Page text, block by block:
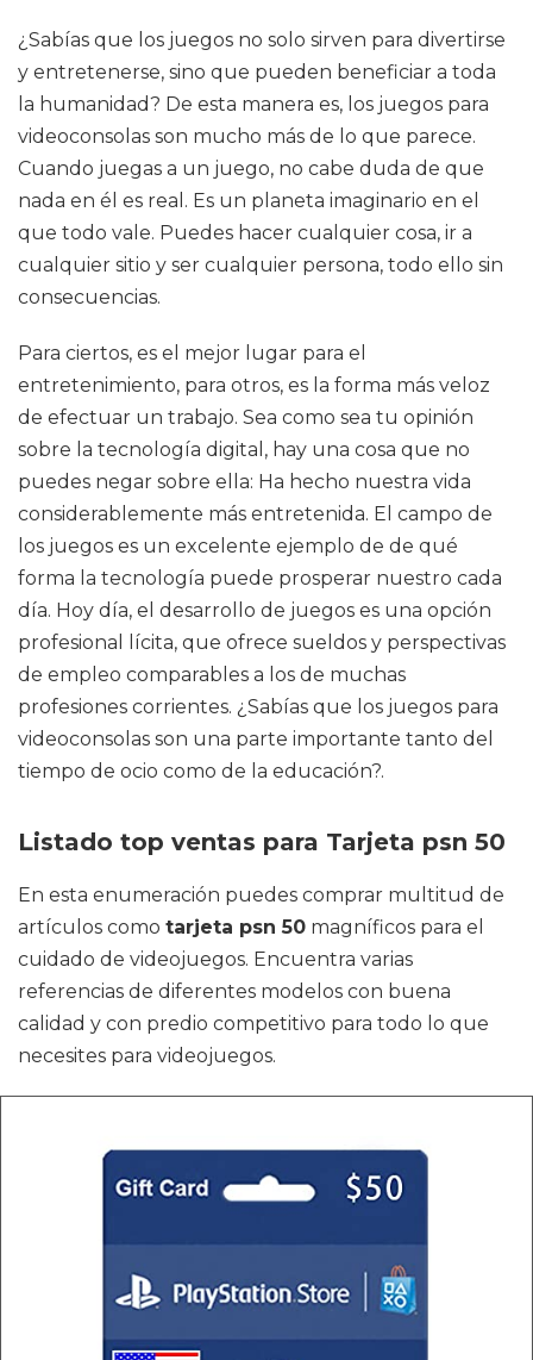
¿Sabías que los juegos no solo sirven para divertirse
y entretenerse, sino que pueden beneficiar a toda
la humanidad? De esta manera es, los juegos para
videoconsolas son mucho más de lo que parece.
Cuando juegas a un juego, no cabe duda de que
nada en él es real. Es un planeta imaginario en el
que todo vale. Puedes hacer cualquier cosa, ir a
cualquier sitio y ser cualquier persona, todo ello sin
consecuencias.
Para ciertos, es el mejor lugar para el
entretenimiento, para otros, es la forma más veloz
de efectuar un trabajo. Sea como sea tu opinión
sobre la tecnología digital, hay una cosa que no
puedes negar sobre ella: Ha hecho nuestra vida
considerablemente más entretenida. El campo de
los juegos es un excelente ejemplo de de qué
forma la tecnología puede prosperar nuestro cada
día. Hoy día, el desarrollo de juegos es una opción
profesional lícita, que ofrece sueldos y perspectivas
de empleo comparables a los de muchas
profesiones corrientes. ¿Sabías que los juegos para
videoconsolas son una parte importante tanto del
tiempo de ocio como de la educación?.
Listado top ventas para Tarjeta psn 50
En esta enumeración puedes comprar multitud de
artículos como tarjeta psn 50 magníficos para el
cuidado de videojuegos. Encuentra varias
referencias de diferentes modelos con buena
calidad y con predio competitivo para todo lo que
necesites para videojuegos.